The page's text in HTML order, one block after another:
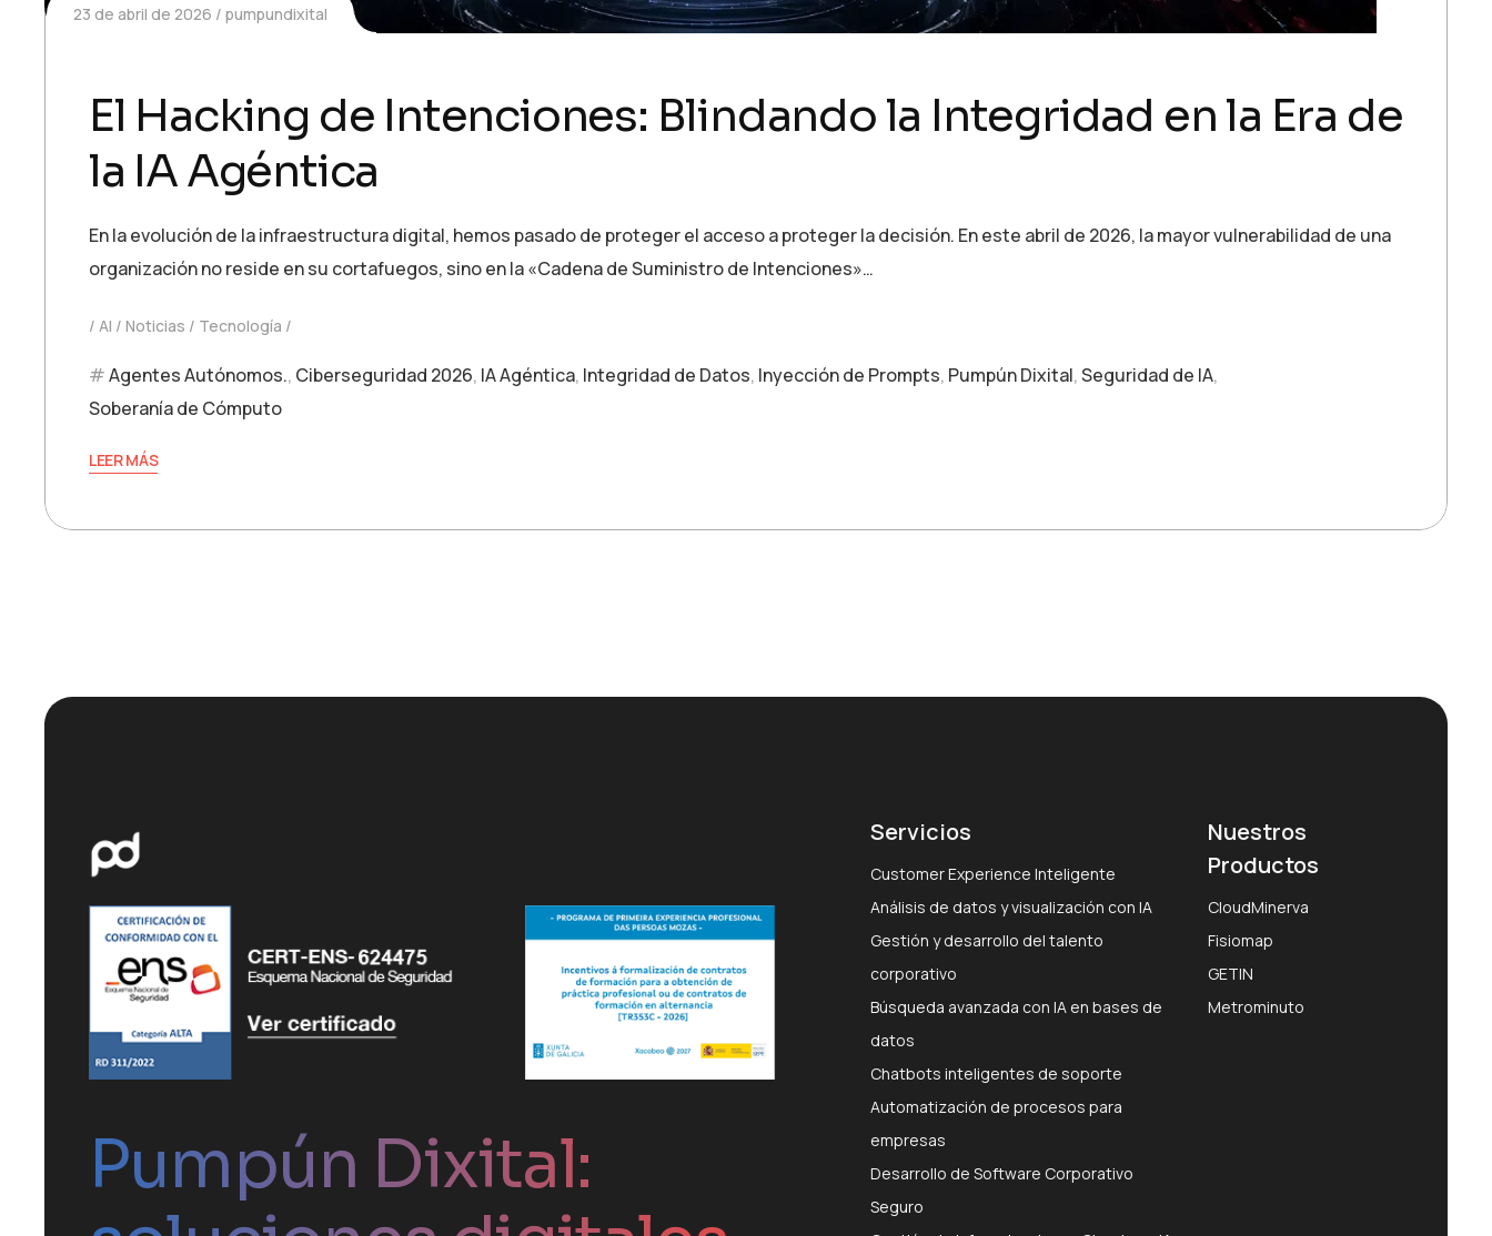
23 de abril de 2026 pumpundixital
El Hacking de Intenciones: Blindando la Integridad en la Era de
la IA Agéntica
En la evolución de la infraestructura digital, hemos pasado de proteger el acceso a proteger la decisión. En este abril de 2026, la mayor vulnerabilidad de una
organización no reside en su cortafuegos, sino en la «Cadena de Suministro de Intenciones»…
AI Noticias Tecnología
Agentes Autónomos., Ciberseguridad 2026, IA Agéntica, Integridad de Datos, Inyección de Prompts, Pumpún Dixital,Seguridad de IA,
Soberanía de Cómputo
LEER MÁS
Pumpún Dixital:
Servicios
Customer Experience Inteligente
Análisis de datos y visualización con IA
Gestión y desarrollo del talento
corporativo
Búsqueda avanzada con IA en bases de
datos
Chatbots inteligentes de soporte
Automatización de procesos para
empresas
Desarrollo de Software Corporativo
Seguro
Nuestros
Productos
CloudMinerva
Fisiomap
GETIN
Metrominuto